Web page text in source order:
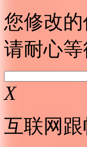
您修改
请耐心等
X
互联网